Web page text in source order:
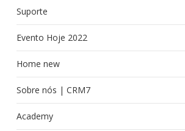
Suporte
Evento Hoje 2022
Home new
Sobre nós | CRM7
Academy